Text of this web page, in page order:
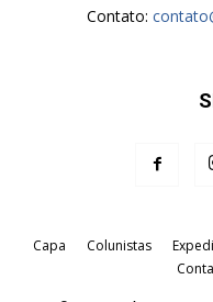
Contato:
Capa Colunistas